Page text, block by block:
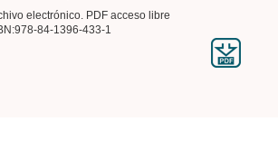
electrónico. PDF acceso libre
84-1396-433-1